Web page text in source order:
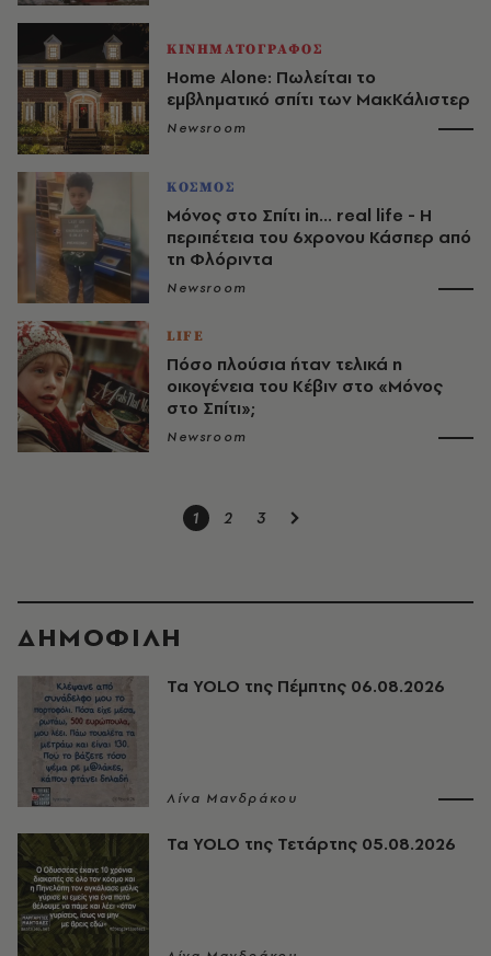
ΚΙΝΗΜΑΤΟΓΡΑΦΟΣ
Home Alone: Πωλείται το
εμβληματικό σπίτι των ΜακΚάλιστερ
Newsroom
ΚΟΣΜΟΣ
Μόνος στο Σπίτι in... real life - Η
περιπέτεια του 6χρονου Κάσπερ από
τη Φλόριντα
Newsroom
LIFE
Πόσο πλούσια ήταν τελικά η
οικογένεια του Κέβιν στο «Μόνος
στο Σπίτι»;
Newsroom
1 2 3
ΔΗΜΟΦΙΛΗ
Τα YOLO της Πέμπτης 06.08.2026
Λίνα Μανδράκου
Τα YOLO της Τετάρτης 05.08.2026